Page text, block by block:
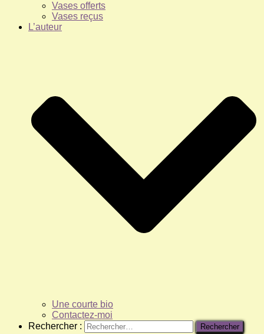
Vases offerts
Vases reçus
L’auteur
Une courte bio
Contactez-moi
Rechercher :